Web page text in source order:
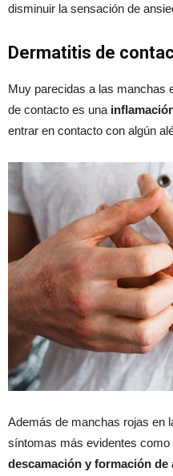
disminuir la sensación de
Dermatitis de
Muy parecidas a las manchas
de contacto es una
entrar en contacto con algún
Además de manchas rojas en
síntomas más evidentes como
descamación y formación de